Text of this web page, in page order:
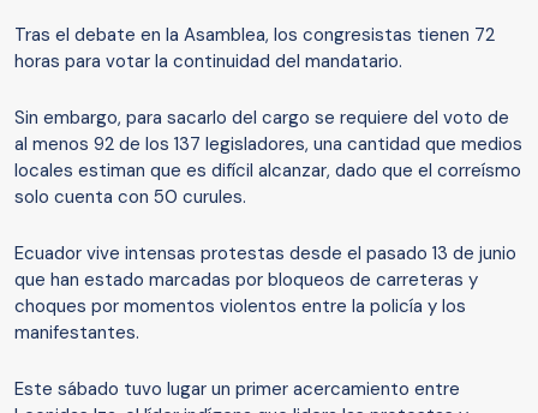
Tras el debate en la Asamblea, los congresistas tienen 72
horas para votar la continuidad del mandatario.
Sin embargo, para sacarlo del cargo se requiere del voto de
al menos 92 de los 137 legisladores, una cantidad que medios
locales estiman que es difícil alcanzar, dado que el correísmo
solo cuenta con 50 curules.
Ecuador vive intensas protestas desde el pasado 13 de junio
que han estado marcadas por bloqueos de carreteras y
choques por momentos violentos entre la policía y los
manifestantes.
Este sábado tuvo lugar un primer acercamiento entre